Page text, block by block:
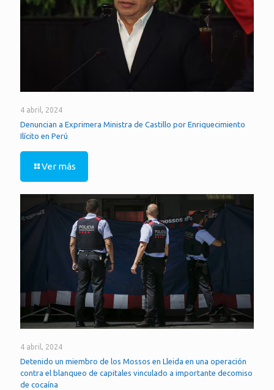
4 abril, 2024
Denuncian a Exprimera Ministra de Castillo por Enriquecimiento
Ilícito en Perú
Ver más
4 abril, 2024
Detenido un miembro de los Mossos en Lleida en una operación
contra el blanqueo de capitales vinculado a importante decomiso
de cocaína